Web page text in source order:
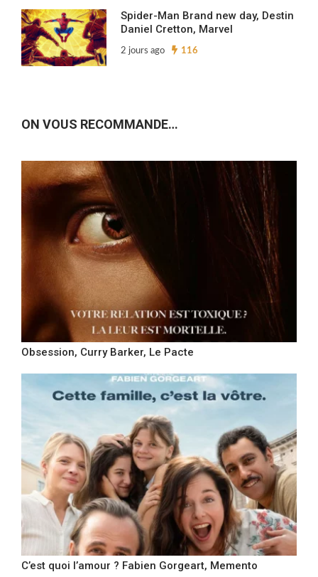
Spider-Man Brand new day, Destin
Daniel Cretton, Marvel
2 jours ago 116
ON VOUS RECOMMANDE…
Obsession, Curry Barker, Le Pacte
C’est quoi l’amour ? Fabien Gorgeart, Memento